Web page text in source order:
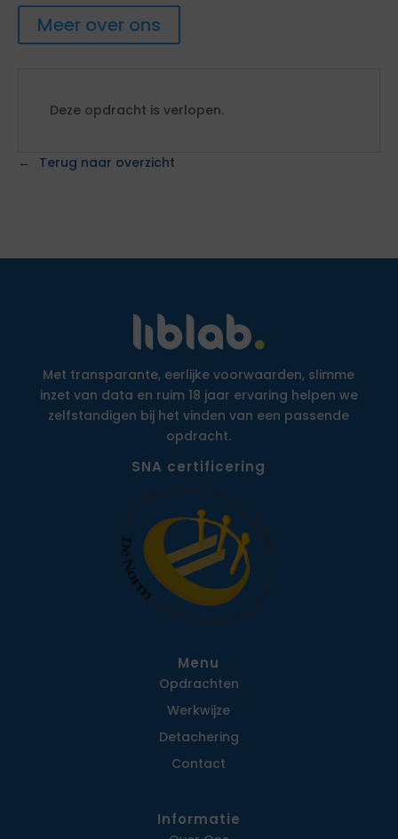
Meer over ons
Deze opdracht is verlopen.
Terug naar overzicht
Met transparante, eerlijke voorwaarden, slimme
inzet van data en ruim 18 jaar ervaring helpen we
zelfstandigen bij het vinden van een passende
opdracht.
SNA certificering
Menu
Opdrachten
Werkwijze
Detachering
Contact
Informatie